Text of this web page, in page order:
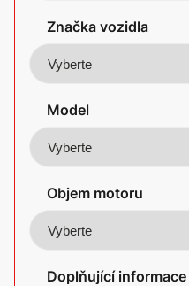
Značka vozidla
Model
Objem motoru
Doplňující informace